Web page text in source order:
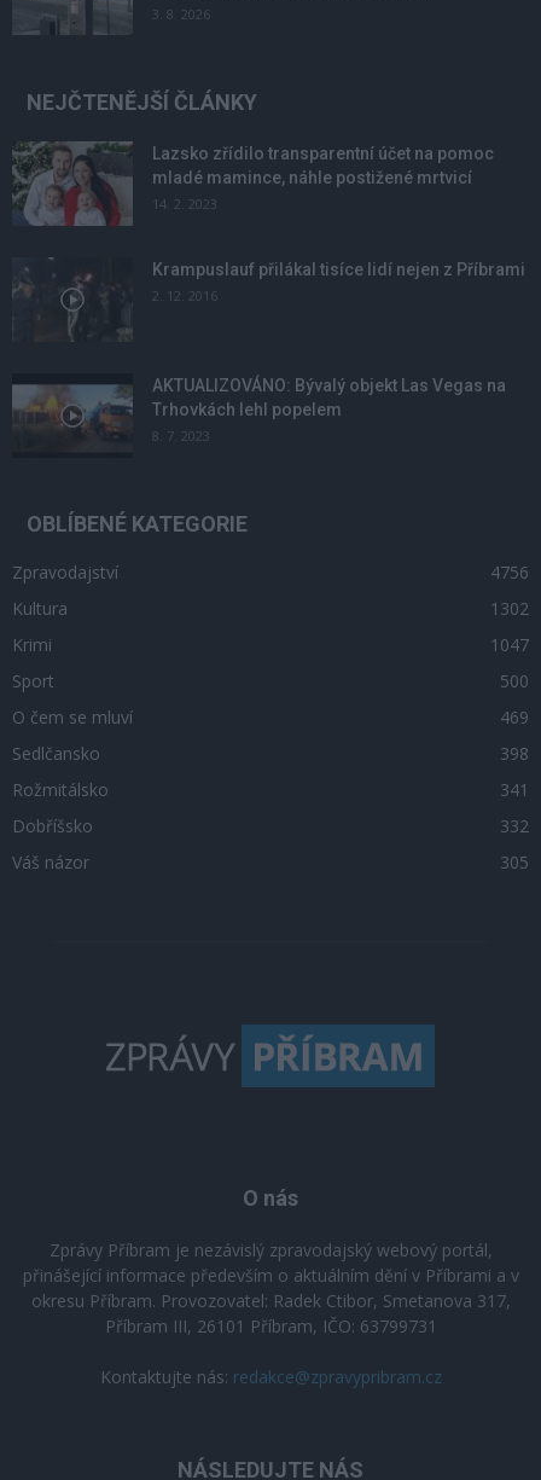
3. 8. 2026
NEJČTENĚJŠÍ ČLÁNKY
Lazsko zřídilo transparentní účet na pomoc
mladé mamince, náhle postižené mrtvicí
14. 2. 2023
Krampuslauf přilákal tisíce lidí nejen z Příbrami
2. 12. 2016
AKTUALIZOVÁNO: Bývalý objekt Las Vegas na
Trhovkách lehl popelem
8. 7. 2023
OBLÍBENÉ KATEGORIE
Zpravodajství
4756
Kultura
1302
Krimi
1047
Sport
500
O čem se mluví
469
Sedlčansko
398
Rožmitálsko
341
Dobříšsko
332
Váš názor
305
O nás
Zprávy Příbram je nezávislý zpravodajský webový portál,
přinášející informace především o aktuálním dění v Příbrami a v
okresu Příbram. Provozovatel: Radek Ctibor, Smetanova 317,
Příbram III, 26101 Příbram, IČO: 63799731
Kontaktujte nás: redakce@zpravypribram.cz
NÁSLEDUJTE NÁS